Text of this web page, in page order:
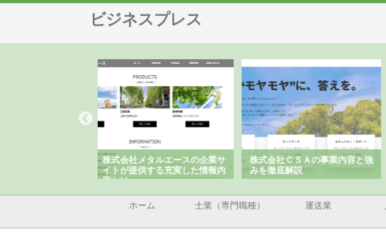
ビジネスプレス
株式会社ＣＳＡの事業内容と強
みを徹底解説
株式会社山形道路が手がける舗
装工事と土木技術の全容
ホーム 士業（専門職種） 運送業